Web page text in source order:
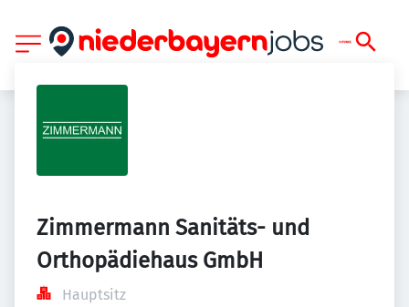
Zimmermann Sanitäts- und
Orthopädiehaus GmbH
Hauptsitz